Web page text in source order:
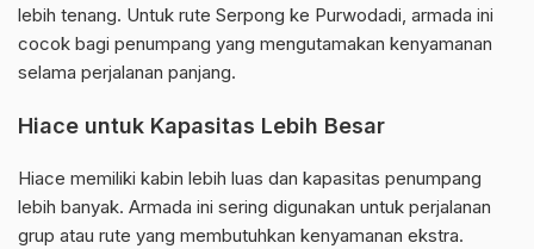
lebih tenang. Untuk rute Serpong ke Purwodadi, armada ini
cocok bagi penumpang yang mengutamakan kenyamanan
selama perjalanan panjang.
Hiace untuk Kapasitas Lebih Besar
Hiace memiliki kabin lebih luas dan kapasitas penumpang
lebih banyak. Armada ini sering digunakan untuk perjalanan
grup atau rute yang membutuhkan kenyamanan ekstra.